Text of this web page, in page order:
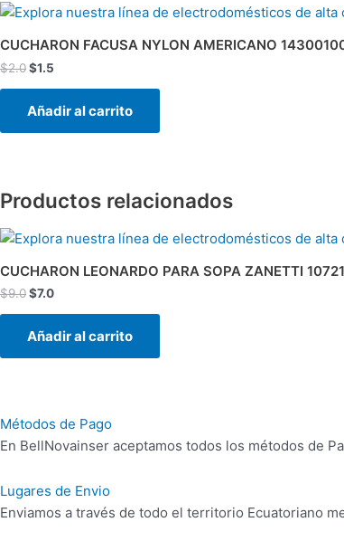
CUCHARON FACUSA NYLON AMERICANO
$2.0
El
precio
original
era:
$2.0.
$1.5
El
actual
es:
Añadir al carrito
Productos relacionados
CUCHARON LEONARDO PARA SOPA ZANETTI
$9.0
El
precio
original
era:
$9.0.
$7.0
El
actual
es:
$7.0.
Añadir al carrito
Métodos de Pago
En BellNovainser aceptamos todos los métodos de
Lugares de Envio
Enviamos a través de todo el territorio Ecuatoriano